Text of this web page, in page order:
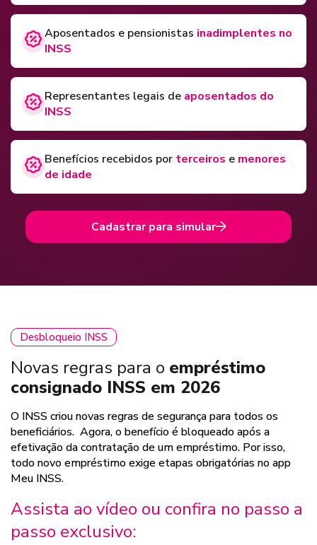
Aposentados e pensionistas inadimplentes no
INSS
Representantes legais de aposentados do
INSS
Benefícios recebidos por terceiros e menores
de idade
Cadastrar para simular
Desbloqueio INSS
Novas regras para o empréstimo
consignado INSS em 2026
O INSS criou novas regras de segurança para todos os
beneficiários. Agora, o benefício é bloqueado após a
efetivação da contratação de um empréstimo. Por isso,
todo novo empréstimo exige etapas obrigatórias no app
Meu INSS.
Assista ao vídeo ou confira no passo a
passo exclusivo: